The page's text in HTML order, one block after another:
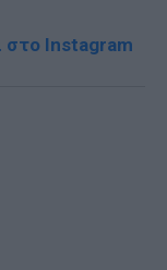
στο Instagram